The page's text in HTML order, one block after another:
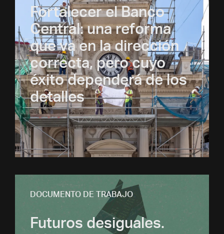
Fortalecer el Banco
Central: una reforma
que va en la dirección
correcta, pero cuyo
éxito dependerá de los
detalles
DOCUMENTO DE TRABAJO
Futuros desiguales.